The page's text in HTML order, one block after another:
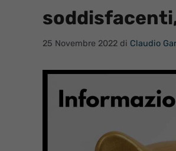
25 Novembre 2022 di Claudio